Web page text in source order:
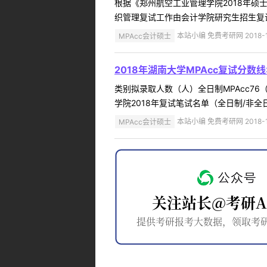
根据《郑州航空工业管理学院2018年硕
织管理复试工作由会计学院研究生招生
MPAcc会计硕士 本站小编 免费考研网
2018年湖南大学MPAcc复试分数
类别拟录取人数（人）全日制MPAcc76
学院2018年复试笔试名单（全日制/非
MPAcc会计硕士 本站小编 免费考研网